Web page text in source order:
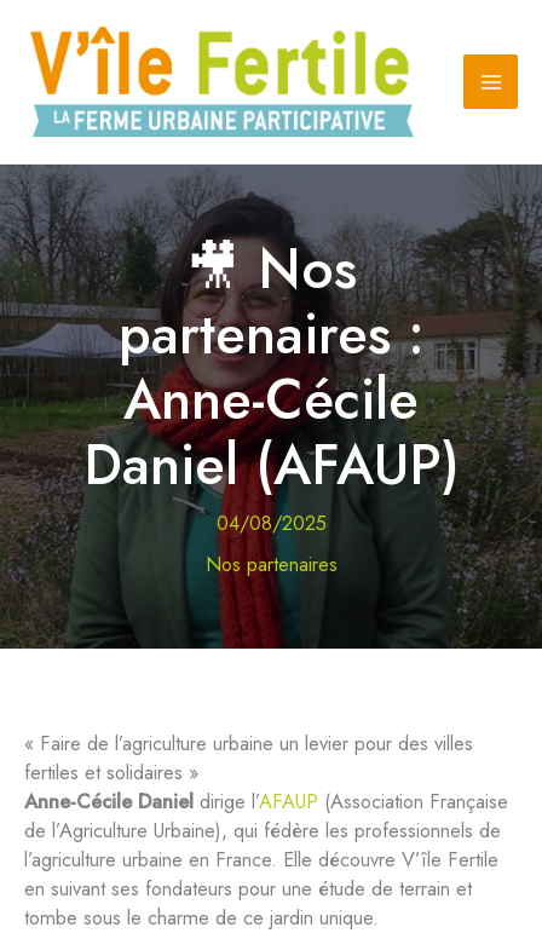
contenu
🎥 Nos
partenaires :
Anne-Cécile
Daniel (AFAUP)
04/08/2025
Nos partenaires
« Faire de l’agriculture urbaine un levier pour des villes
fertiles et solidaires »
Anne-Cécile Daniel dirige l’AFAUP (Association Française
de l’Agriculture Urbaine), qui fédère les professionnels de
l’agriculture urbaine en France. Elle découvre V’île Fertile
en suivant ses fondateurs pour une étude de terrain et
tombe sous le charme de ce jardin unique.